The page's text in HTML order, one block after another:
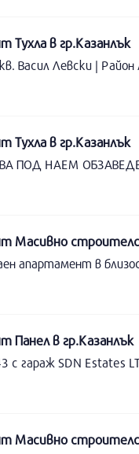
в гр.Казанлък
в гр.Казанлък
Масивно
Панел в гр.Казанлък
Масивно